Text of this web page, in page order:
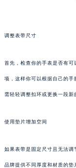
调整表带尺寸
首先，检查你的手表是否有
项，这样你可以根据自己的手
需轻轻调整扣环或更换一段新
使用垫片增加空间
如果表带是固定尺寸且无法
品牌提供不同厚度和材质的